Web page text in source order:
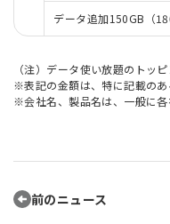
データ追加150GB（
（注）データ使い放題のトッピ
※表記の金額は、特に記載のあ
※会社名、製品名は、一般に各
前のニュース